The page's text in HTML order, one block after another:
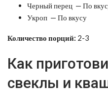
Черный перец — По
Укроп — По вкусу
Количество порций: 2-3
Как
свеклы и